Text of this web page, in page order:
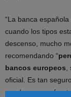
“La banca
cuando los tipos
descenso, mucho
recomendando “
bancos europeos,
oficial. Es tan
pueden cruzar